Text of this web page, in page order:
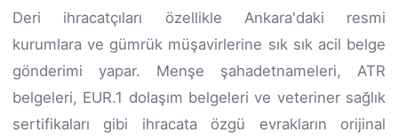
Deri ihracatçıları özellikle Ankara'daki resmi
kurumlara ve gümrük müşavirlerine sık sık acil belge
gönderimi yapar. Menşe şahadetnameleri, ATR
belgeleri, EUR.1 dolaşım belgeleri ve veteriner sağlık
sertifikaları gibi ihracata özgü evrakların orijinal